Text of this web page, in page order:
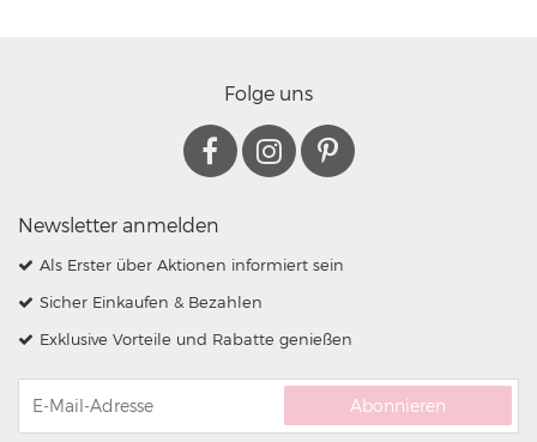
Folge uns
Newsletter anmelden
Als Erster über Aktionen informiert sein
Sicher Einkaufen & Bezahlen
Exklusive Vorteile und Rabatte genießen
Abonnieren